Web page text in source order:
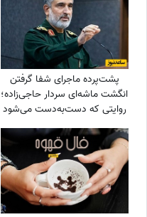
پشت‌پرده ماجرای شفا گرفتن
انگشت ماشه‌ای سردار حاجی‌زاده؛
روایتی که دست‌به‌دست می‌شود